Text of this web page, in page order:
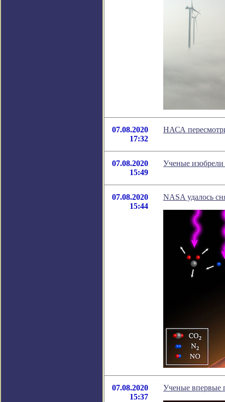
07.08.2020
17:32
НАСА
07.08.2020
15:49
Ученые изобрели
07.08.2020
15:44
NASA удалось
07.08.2020
15:37
Ученые впервые